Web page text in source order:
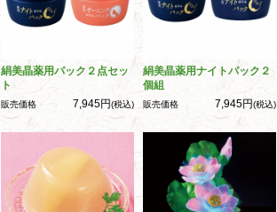
絹美晶薬用パック２点セッ
ト
販売価格 7,945円(税込)
絹美晶薬用ナイトパック２
個組
販売価格 7,945円(税込)